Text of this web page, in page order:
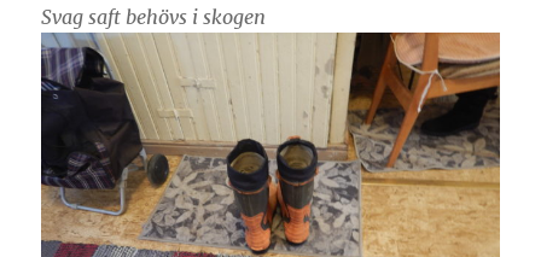
Svag saft behövs i skogen